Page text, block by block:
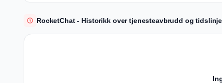
RocketChat - Historikk over tjenesteavbrudd og